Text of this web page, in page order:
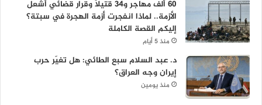
60 ألف مهاجر و34 قتيلاً وقرار قضائي أشعل
الأزمة.. لماذا انفجرت أزمة الهجرة في سبتة؟
إليكم القصة الكاملة
منذ 5 أيام
د. عبد السلام سبع الطائي: هل تغيّر حرب
إيران وجه العراق؟
منذ يومين